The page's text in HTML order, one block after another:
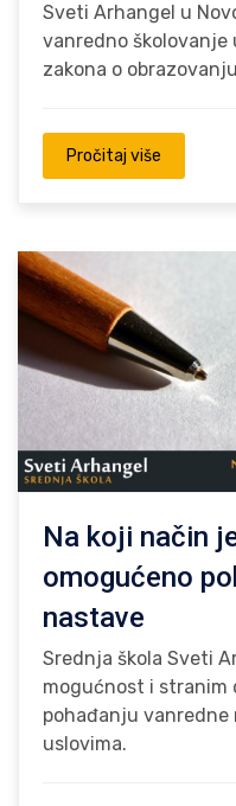
Sveti Arhangel u
vanredno školovanje
zakona o
Pročitaj više
Na koji način
omogućeno
nastave
Srednja škola Sveti
mogućnost i stranim
pohađanju vanredne
uslovima.